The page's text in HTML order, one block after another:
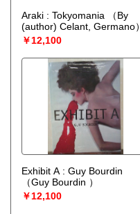
Araki : Tokyomania
（By
(author) Celant, Germano）
￥12,100
Exhibit A : Guy Bourdin
（Guy Bourdin ）
￥12,100